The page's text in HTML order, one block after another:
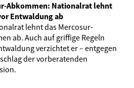
Abkommen: Nationalrat lehnt
Entwaldung ab
lehnt das Mercosur-
ab. Auch auf griffige Regeln
verzichtet er – entgegen
der vorberatenden